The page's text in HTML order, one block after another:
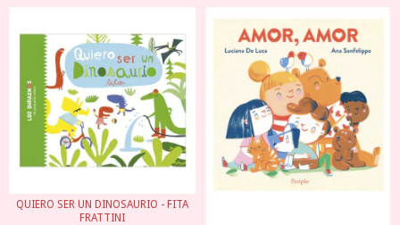
QUIERO SER UN DINOSAURIO - FITA
FRATTINI